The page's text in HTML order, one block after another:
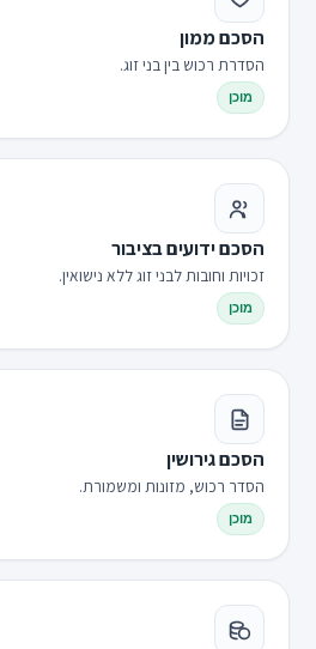
הסכם ממון
הסדרת רכוש בין בני זוג.
מוכן
הסכם ידועים בציבור
זכויות וחובות לבני זוג ללא נישואין.
מוכן
הסכם גירושין
הסדר רכוש, מזונות ומשמורת.
מוכן